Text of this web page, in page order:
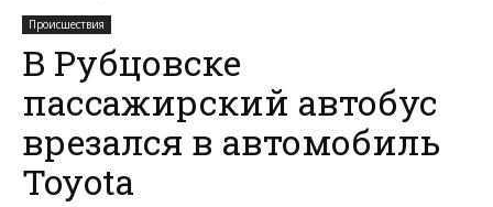
Происшествия
В Рубцовске
пассажирский автобус
врезался в автомобиль
Toyota